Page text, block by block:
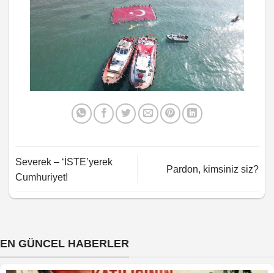
Severek – ‘İSTE’yerek
Cumhuriyet!
Pardon, kimsiniz siz?
EN GÜNCEL HABERLER